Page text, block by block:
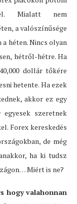
Mialatt nem
a valószínűsége
héten. Nincs olyan
hétről-hétre. Ha
dollár tőkére
hetente. Ha ezek
akkor ez egy
szeretnek
Forex kereskedés
de még
ha ki tudsz
Miért is ne?
hogy valahonnan